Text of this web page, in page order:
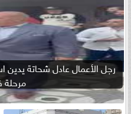
رجل الأعمال عادل شحاتة يدين
مرحلة